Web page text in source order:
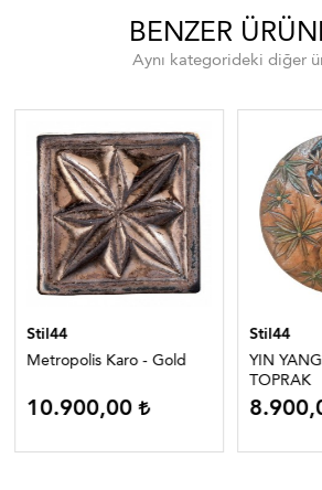
BENZER
Aynı kategorideki diğer
Stil44
Metropolis Karo - Gold
10.900,00
Stil44
YIN
TOPRAK